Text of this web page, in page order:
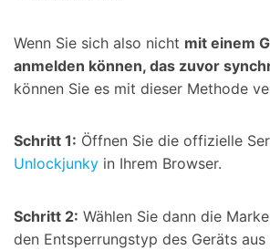
Wenn Sie sich also nicht mit einem
anmelden können, das zuvor
können Sie es mit dieser Methode
Schritt 1: Öffnen Sie die offizielle
Unlockjunky in Ihrem Browser.
Schritt 2: Wählen Sie dann die
den Entsperrungstyp des Geräts